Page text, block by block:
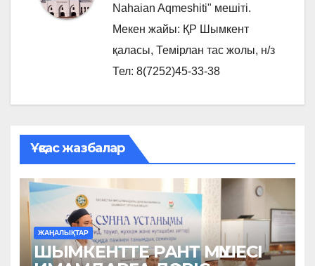
Nahaian Aqmeshiti" мешіті.
Мекен жайы: ҚР Шымкент
қаласы, Темірлан тас жолы, н/з
Тел: 8(7252)45-33-38
Ұқсас жазбалар
ЖАҢАЛЫҚТАР
ШЫМКЕНТТЕ РАНТ МҮШЕСІ